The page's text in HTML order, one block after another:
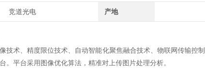
竞道光电 产地
术、精度限位技术、自动智能化聚焦融合技术、物联网传输控制
。平台采用图像优化算法，精准对上传图片处理分析。